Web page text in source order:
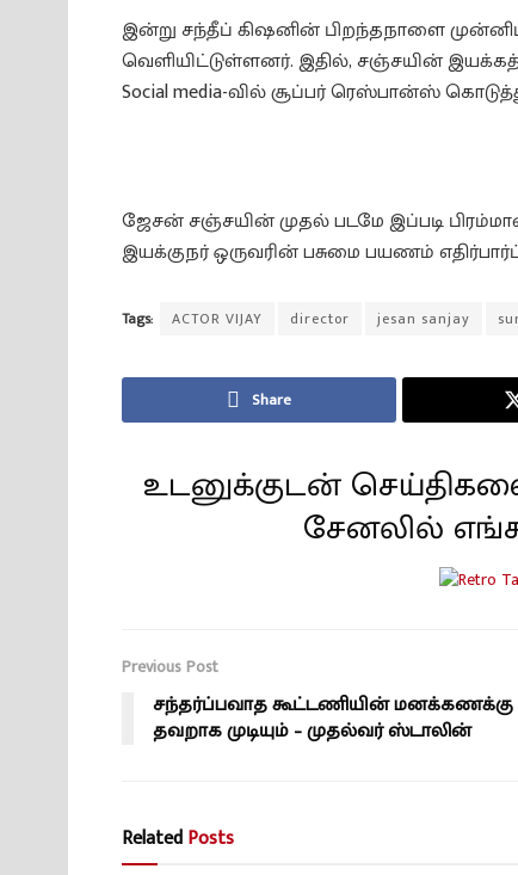
இன்று சந்தீப் கிஷனின் பிறந்தநாளை
வெளியிட்டுள்ளனர். இதில், சஞ்சயின்
Social media-வில் சூப்பர் ரெஸ்பான்ஸ்
ஜேசன் சஞ்சயின் முதல் படமே இப்படி
இயக்குநர் ஒருவரின் பசுமை பயணம்
Tags: ACTOR VIJAY director jesan sanjay
Share
உடனுக்குடன்
சேனலில்
Previous Post
சந்தர்ப்பவாத கூட்டணியின் மனக்கணக்கு
தவறாக முடியும் – முதல்வர் ஸ்டாலின்
RelatedPosts